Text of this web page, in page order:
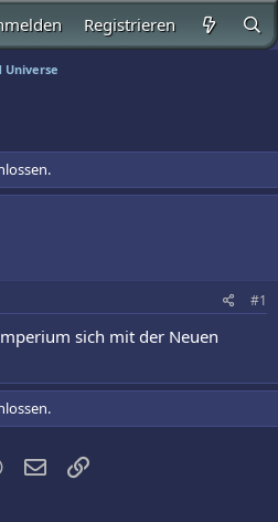
Registrieren
Universe
#1
sich mit der Neuen
WhatsApp
E-Mail